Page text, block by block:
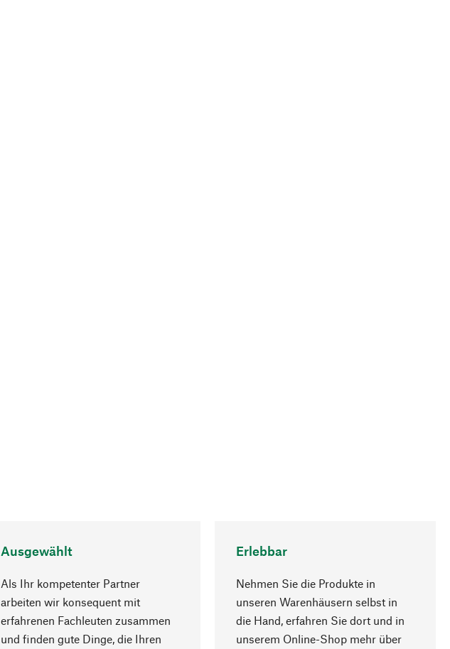
Ausgewählt
Als Ihr kompetenter Partner
arbeiten wir konsequent mit
erfahrenen Fachleuten zusammen
und finden gute Dinge, die Ihren
Erlebbar
Nehmen Sie die Produkte in
unseren Warenhäusern selbst in
die Hand, erfahren Sie dort und in
unserem Online-Shop mehr über